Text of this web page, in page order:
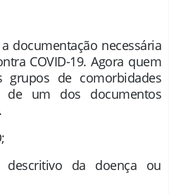
documentação necessária
COVID-19. Agora quem
de comorbidades
de um dos documentos
da doença ou